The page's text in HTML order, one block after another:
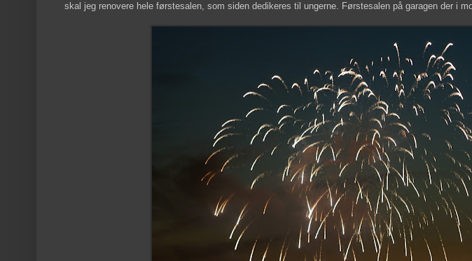
skal jeg renovere hele førstesalen, som siden dedikeres til ungerne. Førstesalen på garagen der i